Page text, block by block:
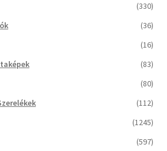
(330)
(36)
(16)
(83)
(80)
(112)
(1245)
(597)